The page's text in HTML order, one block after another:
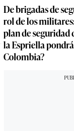
De brigadas de
rol de los
plan de seguridad
la Espriella
Colombia?